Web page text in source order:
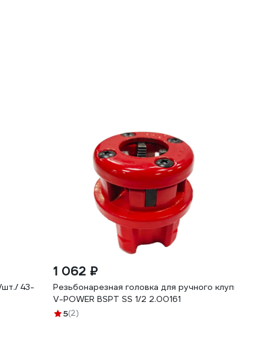
шт./ 43-
1 062 ₽
Резьбонарезная головка для ручного клуппа
V-POWER BSPT SS 1/2 2.00161
5(2)